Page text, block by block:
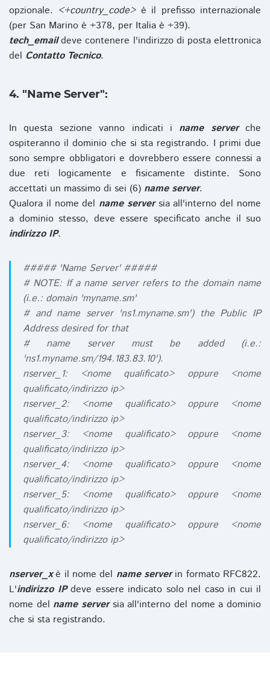
opzionale. <+country_code>è il prefisso internazionale
(per San Marino è +378, per Italia è +39).
tech_emaildeve contenere l'indirizzo di posta elettronica
del Contatto Tecnico.
4. "Name Server":
In questa sezione vanno indicati i name serverche
ospiteranno il dominio che si sta registrando. I primi due
sono sempre obbligatori e dovrebbero essere connessi a
due reti logicamente e fisicamente distinte. Sono
accettati un massimo di sei (6) name server.
Qualora il nome del name serversia all'interno del nome
a dominio stesso, deve essere specificato anche il suo
indirizzo IP.
##### 'Name Server' #####
# NOTE: If a name server refers to the domain name
(i.e.: domain 'myname.sm'
# and name server 'ns1.myname.sm') the Public IP
Address desired for that
# name server must be added (i.e.:
'ns1.myname.sm/194.183.83.10').
nserver_1: <nome qualificato> oppure <nome
qualificato/indirizzo ip>
nserver_2: <nome qualificato> oppure <nome
qualificato/indirizzo ip>
nserver_3: <nome qualificato> oppure <nome
qualificato/indirizzo ip>
nserver_4: <nome qualificato> oppure <nome
qualificato/indirizzo ip>
nserver_5: <nome qualificato> oppure <nome
qualificato/indirizzo ip>
nserver_6: <nome qualificato> oppure <nome
qualificato/indirizzo ip>
nserver_xè il nome del name serverin formato RFC822.
L'indirizzo IPdeve essere indicato solo nel caso in cui il
nome del name serversia all'interno del nome a dominio
che si sta registrando.